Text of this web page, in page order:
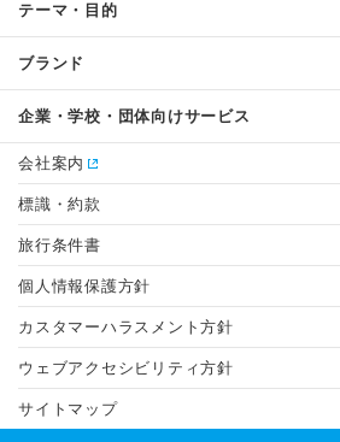
テーマ・目的
ブランド
企業・学校・団体向けサービス
会社案内
標識・約款
旅行条件書
個人情報保護方針
カスタマーハラスメント方針
ウェブアクセシビリティ方針
サイトマップ